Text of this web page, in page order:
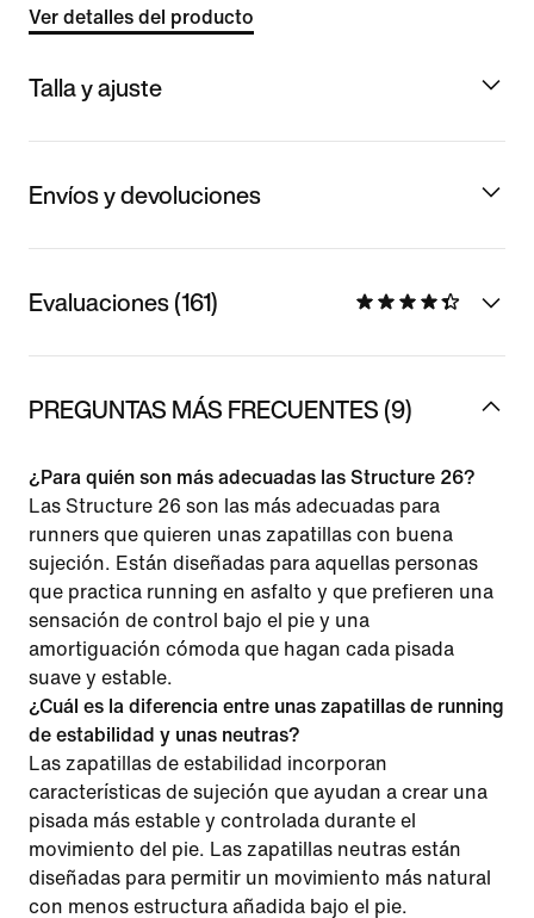
Ver detalles del producto
Talla y ajuste
Envíos y devoluciones
Evaluaciones (161)
PREGUNTAS MÁS FRECUENTES (9)
¿Para quién son más adecuadas las Structure 26?
Las Structure 26 son las más adecuadas para
runners que quieren unas zapatillas con buena
sujeción. Están diseñadas para aquellas personas
que practica running en asfalto y que prefieren una
sensación de control bajo el pie y una
amortiguación cómoda que hagan cada pisada
suave y estable.
¿Cuál es la diferencia entre unas zapatillas de running
de estabilidad y unas neutras?
Las zapatillas de estabilidad incorporan
características de sujeción que ayudan a crear una
pisada más estable y controlada durante el
movimiento del pie. Las zapatillas neutras están
diseñadas para permitir un movimiento más natural
con menos estructura añadida bajo el pie.